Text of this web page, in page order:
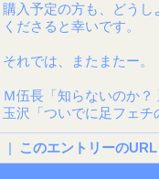
購入予定の方も、どう
くださると幸いです。
それでは、またまたー。
Ｍ伍長「知らないのか
玉沢「ついでに足フェ
| このエントリーのURL